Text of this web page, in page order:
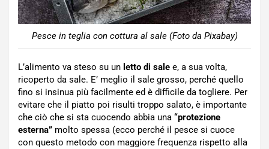
Pesce in teglia con cottura al sale (Foto da Pixabay)
L’alimento va steso su un letto di sale e, a sua volta,
ricoperto da sale. E’ meglio il sale grosso, perché quello
fino si insinua più facilmente ed è difficile da togliere. Per
evitare che il piatto poi risulti troppo salato, è importante
che ciò che si sta cuocendo abbia una “protezione
esterna” molto spessa (ecco perché il pesce si cuoce
con questo metodo con maggiore frequenza rispetto alla